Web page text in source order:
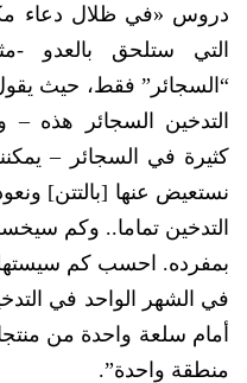
دروس «في ظلال دعاء
التي ستلحق بالعدو -
“السجائر” فقط، حيث
التدخين السجائر هذه
كثيرة في السجائر –
نستعيض عنها [بالتتن]
التدخين تماما.. وكم
بمفرده. احسب كم
في الشهر الواحد في
أمام سلعة واحدة من
منطقة واحدة”.